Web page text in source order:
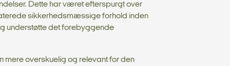
Dette har været efterspurgt over
sikkerhedsmæssige forhold inden
understøtte det forebyggende
overskuelig og relevant for den